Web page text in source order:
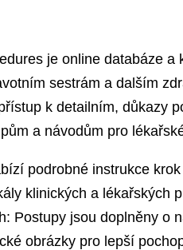
je online databáze a
sestrám a dalším
k detailním, důkazy
a návodům pro
podrobné instrukce
klinických a lékařských
Postupy jsou doplněny o
obrázky pro lepší